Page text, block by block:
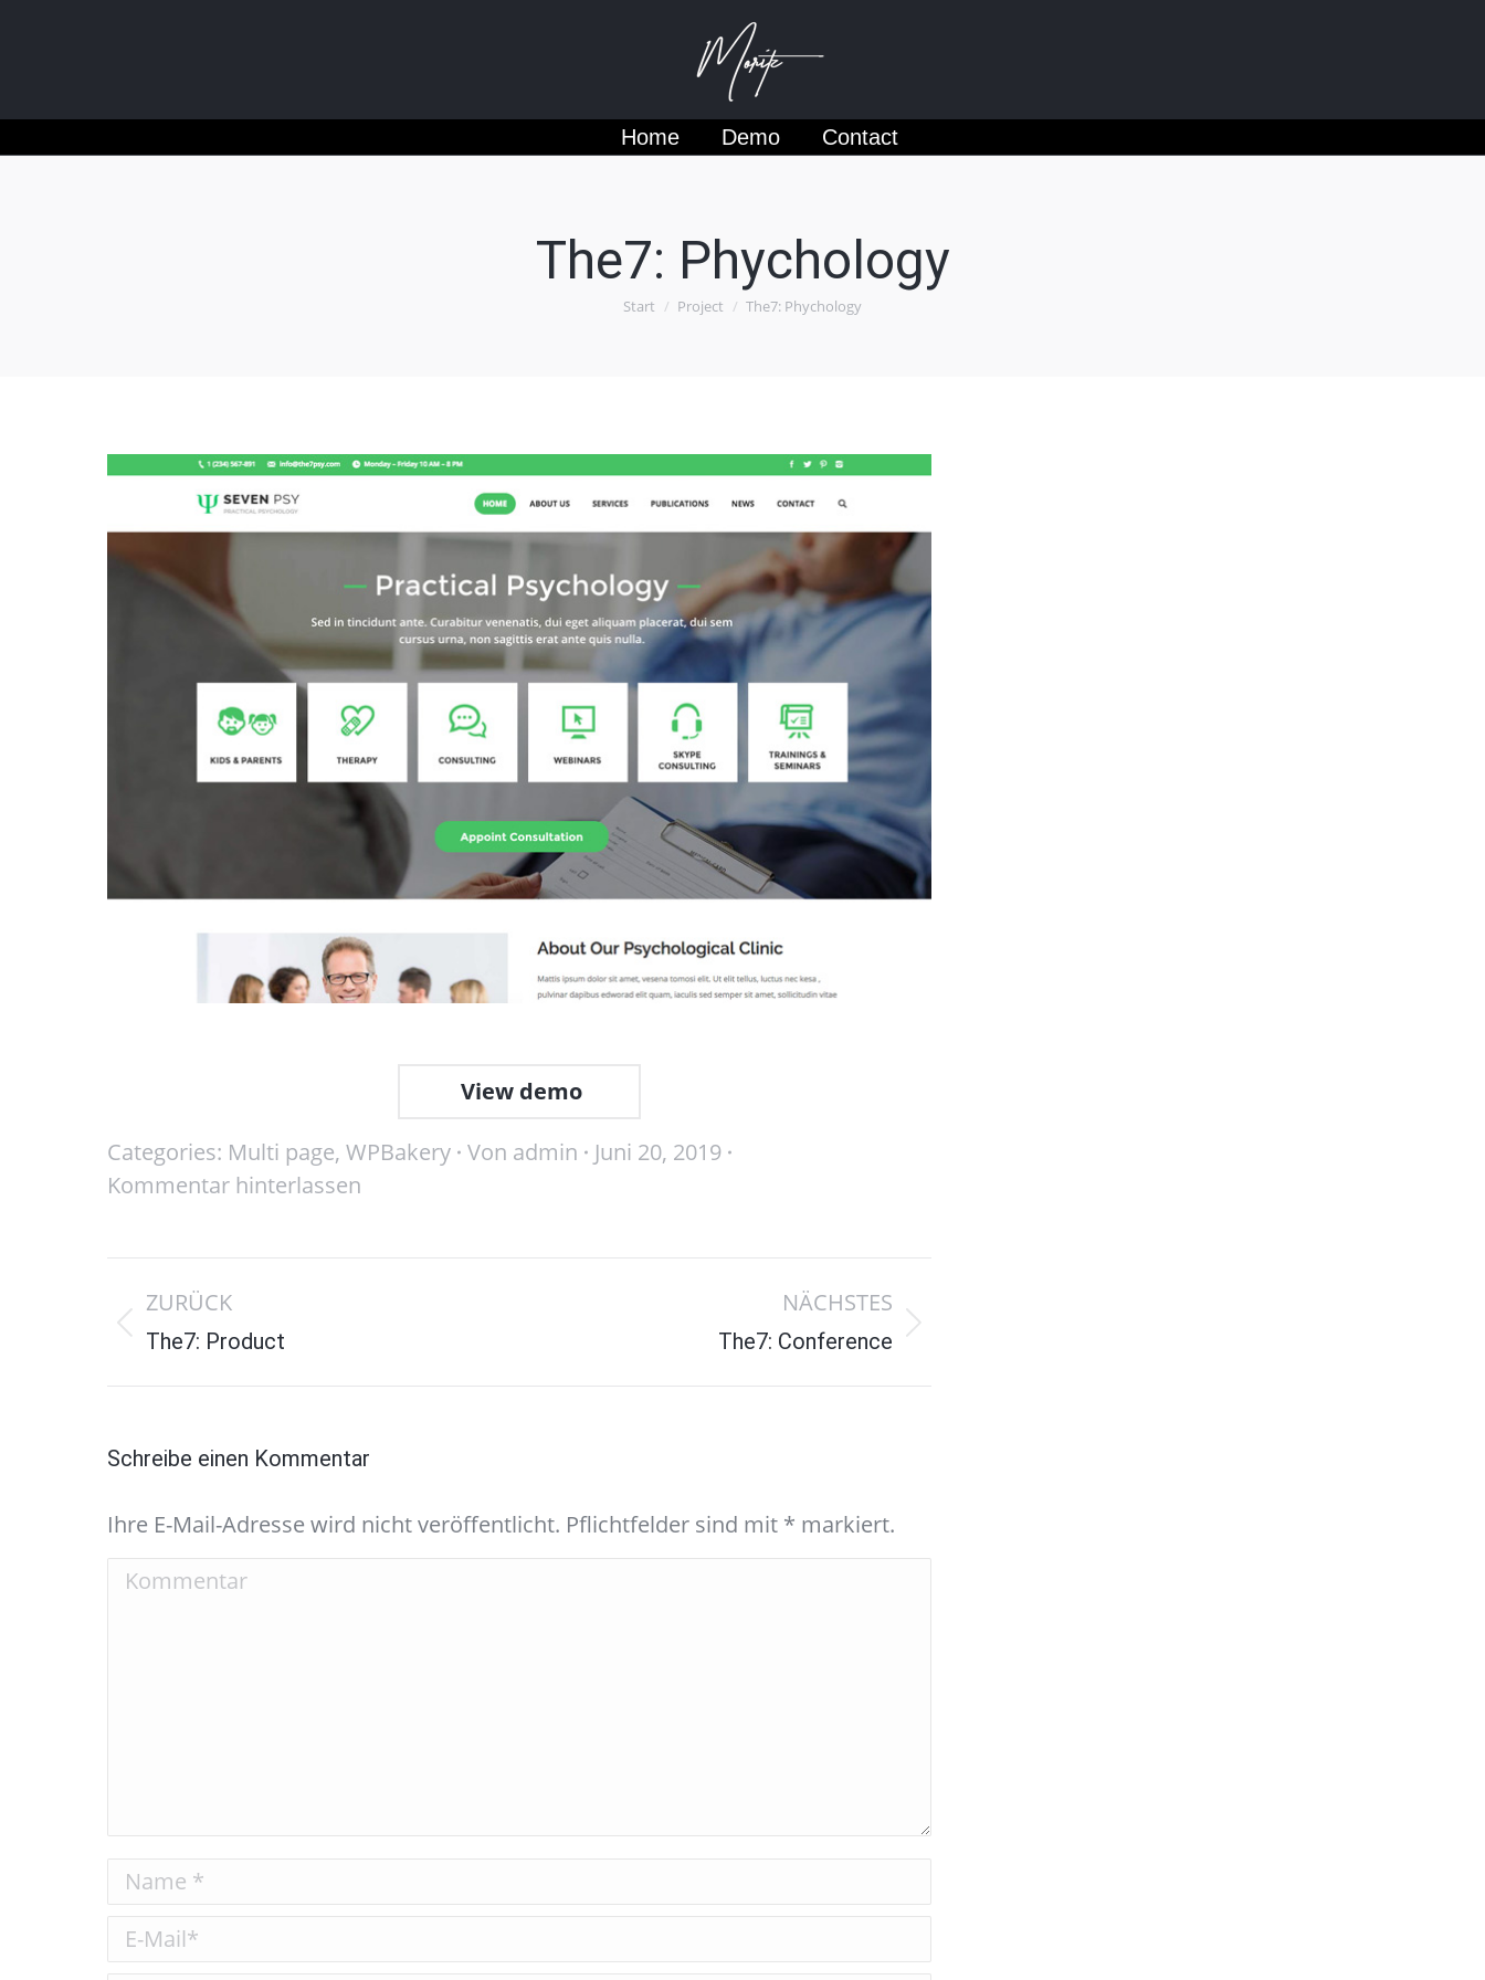
Home Demo Contact
The7: Phychology
Sie befinden sich hier:
Start Project The7: Phychology
View demo
Categories: Multi page, WPBakery Von admin
Juni 20, 2019
Kommentar hinterlassen
navigation
ZURÜCK
Previous
The7: Product
NÄCHSTES
The7: Conference
Schreibe einen Kommentar
Ihre E-Mail-Adresse wird nicht veröffentlicht. Pflichtfelder sind mit * markiert.
Kommentar
Name *
E-Mail *
Demo